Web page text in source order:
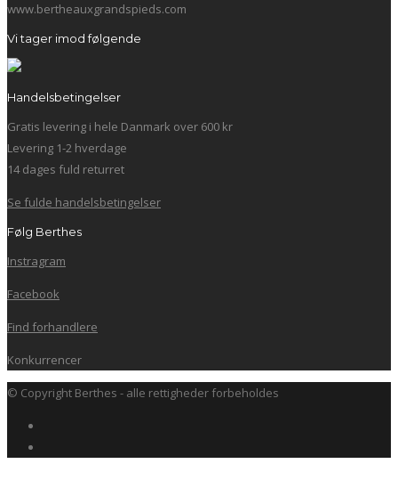
www.bertheauxgrandspieds.com
Vi tager imod følgende
Handelsbetingelser
Gratis levering i hele Danmark over 600 kr
Levering 1-2 hverdage
14 dages fuld returret
Se fulde handelsbetingelser
Følg Berthes
Instragram
Facebook
Find forhandlere
Konkurrencer
© Copyright Berthes - alle rettigheder forbeholdes